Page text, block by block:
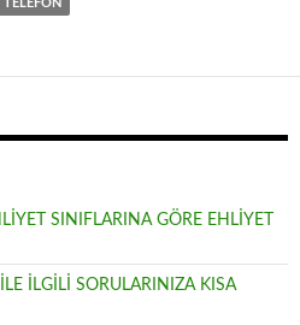
TELEFON
SINIFLARINA GÖRE EHLİYET
İLGİLİ SORULARINIZA KISA